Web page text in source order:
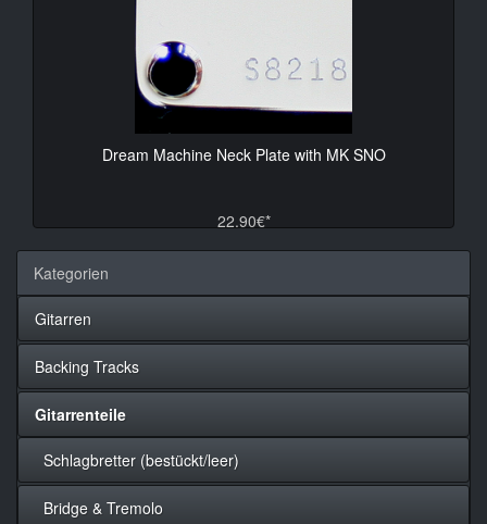
Dream Machine Neck Plate with MK SNO
22.90€*
Kategorien
Gitarren
Backing Tracks
Gitarrenteile
Schlagbretter (bestückt/leer)
Bridge & Tremolo